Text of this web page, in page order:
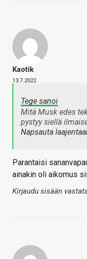
Kaotik
13.7.2022
Tege sanoi
Mitä Musk edes
pystyy siellä
Napsauta
Parantaisi
ainakin oli aikomus
Kirjaudu sisään